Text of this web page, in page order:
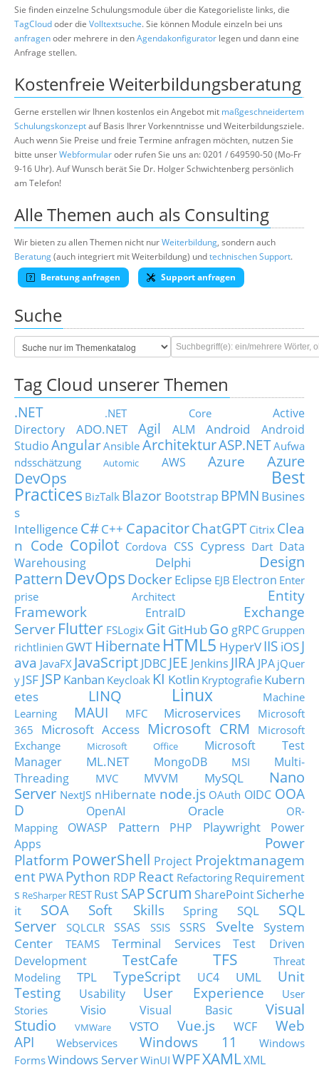
Sie finden einzelne Schulungsmodule über die Kategorieliste links, die
TagCloudoder die Volltextsuche. Sie können Module einzeln bei uns
anfragenoder mehrere in denAgendakonfigurator legen und dann eine
Anfrage stellen.
Kostenfreie Weiterbildungsberatung
Gerne erstellen wir Ihnen kostenlos ein Angebot mit maßgeschneidertem
Schulungskonzeptauf Basis Ihrer Vorkenntnisse und Weiterbildungsziele.
Auch wenn Sie Preise und freie Termine anfragen möchten, nutzen Sie
bitte unserWebformularoder rufen Sie uns an: 0201 / 649590-50 (Mo-Fr
9-16 Uhr). Auf Wunsch berät Sie Dr. Holger Schwichtenberg persönlich
am Telefon!
Alle Themen auch als Consulting
Wir bieten zu allen Themen nicht nurWeiterbildung, sondern auch
Beratung(auch integriert mit Weiterbildung) undtechnischen Support.
Beratung anfragen
Support anfragen
Suche
Tag Cloud unserer Themen
.NET .NET Core
Active
Directory
ADO.NET Agil ALM Android
Android
StudioAngularAnsible ArchitekturASP.NETAufwa
ndsschätzung
Automic AWS Azure
Azure
DevOps
Best
Practices BizTalk Blazor Bootstrap BPMN Busines
s
Intelligence C#C++ CapacitorChatGPT Citrix Clea
n Code Copilot Cordova CSS Cypress Dart Data
Warehousing
Delphi
Design
Pattern DevOps DockerEclipse EJB Electron Enter
prise Architect
Entity
Framework
EntraID
Exchange
Server Flutter FSLogix Git GitHubGo gRPC Gruppen
richtlinien GWT HibernateHTML5 HyperVIIS iOSJ
ava JavaFX JavaScript JDBC JEE Jenkins JIRA JPA jQuer
y JSF JSP Kanban Keycloak KI Kotlin Kryptografie Kubern
etes
LINQ Linux
Machine
Learning
MAUI MFC Microservices
Microsoft
365
Microsoft Access Microsoft CRM
Microsoft
Exchange
Microsoft Office
Microsoft Test
Manager
ML.NET MongoDB MSI
Multi-
Threading
MVC MVVM MySQL
Nano
Server NextJS nHibernate node.js OAuth OIDC OOA
D
OpenAI Oracle
OR-
Mapping
OWASP Pattern PHP Playwright
Power
Apps
Power
Platform PowerShell Project Projektmanagem
ent PWA Python RDP React Refactoring Requirement
s ReSharper RESTRust SAPScrum SharePointSicherhe
it
SOA Soft Skills Spring SQL
SQL
Server
SQLCLR SSAS SSIS SSRS Svelte
System
Center
TEAMS Terminal Services
Test Driven
Development
TestCafe TFS
Threat
Modeling
TPL TypeScript UC4 UML
Unit
Testing
Usability User Experience
User
Stories
Visio Visual Basic
Visual
Studio
VMWare VSTO Vue.js WCF
Web
API
Webservices Windows 11
Windows
FormsWindows ServerWinUI WPFXAMLXML